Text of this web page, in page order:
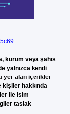
kurum veya şahıs
yalnızca kendi
yer alan içerikler
kişiler hakkında
ile isim
taslak